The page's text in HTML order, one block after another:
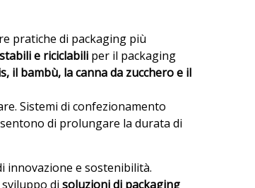
pratiche di packaging più
e riciclabili per il packaging
il bambù, la canna da zucchero e il
Sistemi di confezionamento
di prolungare la durata di
innovazione e sostenibilità.
di soluzioni di packaging